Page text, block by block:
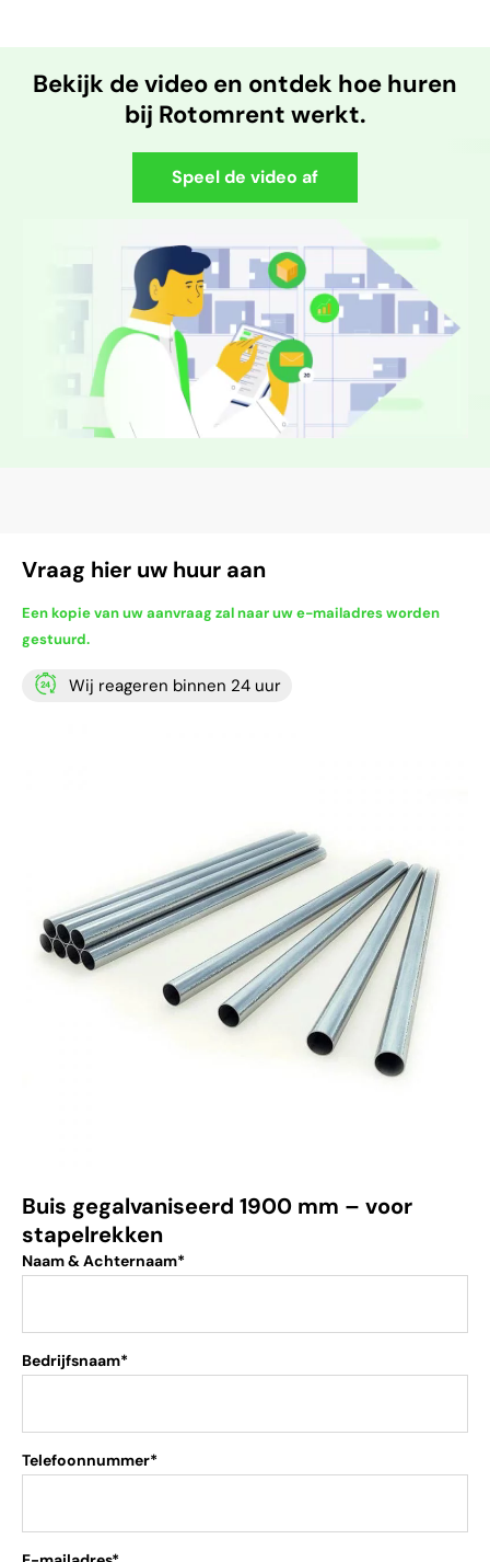
Bekijk de video en ontdek hoe huren
bij Rotomrent werkt.
Speel de video af
Vraag hier uw huur aan
Een kopie van uw aanvraag zal naar uw e-mailadres worden
gestuurd.
Wij reageren binnen 24 uur
Buis gegalvaniseerd 1900 mm – voor
stapelrekken
Naam & Achternaam*
Bedrijfsnaam*
Telefoonnummer*